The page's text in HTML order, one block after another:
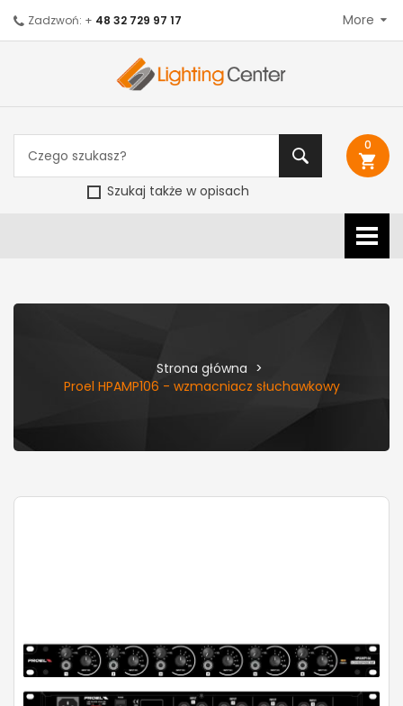
Szukaj także w opisach
0
shopping_cart
Zadzwoń: + 48 32 729 97 17 More
Strona główna
Proel HPAMP106 - wzmacniacz słuchawkowy